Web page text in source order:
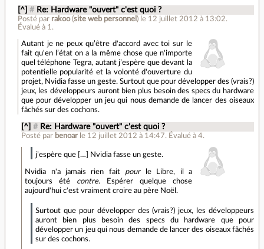
[^] # Re: Hardware "ouvert" c'est quoi ?
Posté par rakoo(site web personnel ) le 12 juillet 2012 à 13:02.
Évalué à 1 .
Autant je ne peux qu’être d'accord avec toi sur le
fait qu'en l’état on a la même chose que n'importe
quel téléphone Tegra, autant j’espère que devant la
potentielle popularité et la volonté d'ouverture du
projet, Nvidia fasse un geste. Surtout que pour développer des (vrais?)
jeux, les développeurs auront bien plus besoin des specs du hardware
que pour développer un jeu qui nous demande de lancer des oiseaux
fâchés sur des cochons.
[^] # Re: Hardware "ouvert" c'est quoi ?
Posté par benoar le 12 juillet 2012 à 14:47. Évalué à4.
j’espère que […] Nvidia fasse un geste.
Nvidia n'a jamais rien fait pourle Libre, il a
toujours été contre. Espérer quelque chose
aujourd'hui c'est vraiment croire au père Noël.
Surtout que pour développer des (vrais?) jeux, les développeurs
auront bien plus besoin des specs du hardware que pour
développer un jeu qui nous demande de lancer des oiseaux fâchés
sur des cochons.